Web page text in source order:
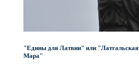
"Едины для Латвии" или "Латгальская
Мара"